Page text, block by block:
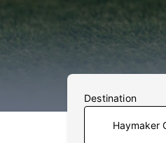
Destination